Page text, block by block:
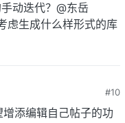
动迭代？@东岳
虑生成什么样形式的库
#10
添编辑自己帖子的功